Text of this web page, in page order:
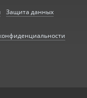
Защита данных